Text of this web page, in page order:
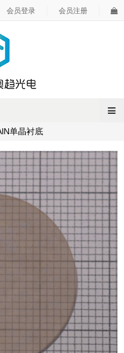
会员登录 会员注册
单晶衬底